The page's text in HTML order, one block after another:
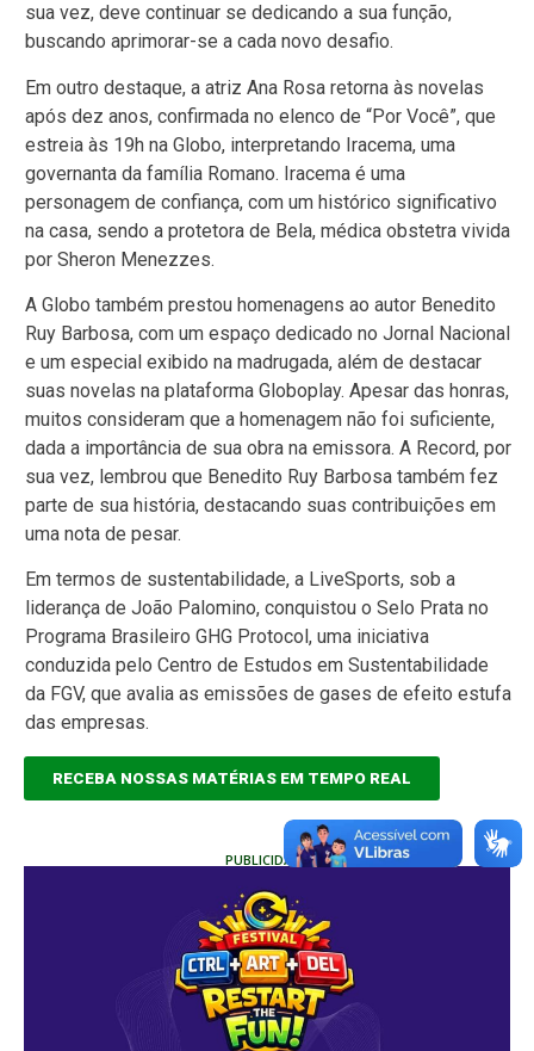
sua vez, deve continuar se dedicando a sua função,
buscando aprimorar-se a cada novo desafio.
Em outro destaque, a atriz Ana Rosa retorna às novelas
após dez anos, confirmada no elenco de “Por Você”, que
estreia às 19h na Globo, interpretando Iracema, uma
governanta da família Romano. Iracema é uma
personagem de confiança, com um histórico significativo
na casa, sendo a protetora de Bela, médica obstetra vivida
por Sheron Menezzes.
A Globo também prestou homenagens ao autor Benedito
Ruy Barbosa, com um espaço dedicado no Jornal Nacional
e um especial exibido na madrugada, além de destacar
suas novelas na plataforma Globoplay. Apesar das honras,
muitos consideram que a homenagem não foi suficiente,
dada a importância de sua obra na emissora. A Record, por
sua vez, lembrou que Benedito Ruy Barbosa também fez
parte de sua história, destacando suas contribuições em
uma nota de pesar.
Em termos de sustentabilidade, a LiveSports, sob a
liderança de João Palomino, conquistou o Selo Prata no
Programa Brasileiro GHG Protocol, uma iniciativa
conduzida pelo Centro de Estudos em Sustentabilidade
da FGV, que avalia as emissões de gases de efeito estufa
das empresas.
RECEBA NOSSAS MATÉRIAS EM TEMPO REAL
PUBLICIDADE